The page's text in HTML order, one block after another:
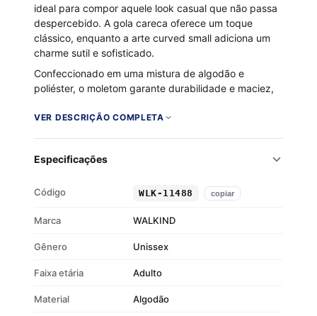
ideal para compor aquele look casual que não passa
despercebido. A gola careca oferece um toque
clássico, enquanto a arte curved small adiciona um
charme sutil e sofisticado.
Confeccionado em uma mistura de algodão e
poliéster, o moletom garante durabilidade e maciez,
aquecimento nos dias mais frios. A malha encorpada
Interior flanelado para maior conforto
Design moderno com arte curved small
Malha encorpada para um caimento perfeito
VER DESCRIÇÃO COMPLETA
Especificações
Código WLK-11488 copiar
Marca WALKIND
Gênero Unissex
Faixa etária Adulto
Material Algodão